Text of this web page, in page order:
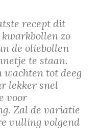
recept dit
zo
de oliebollen
te staan.
wachten tot deeg
lekker snel
voor
Zal de variatie
vulling volgend